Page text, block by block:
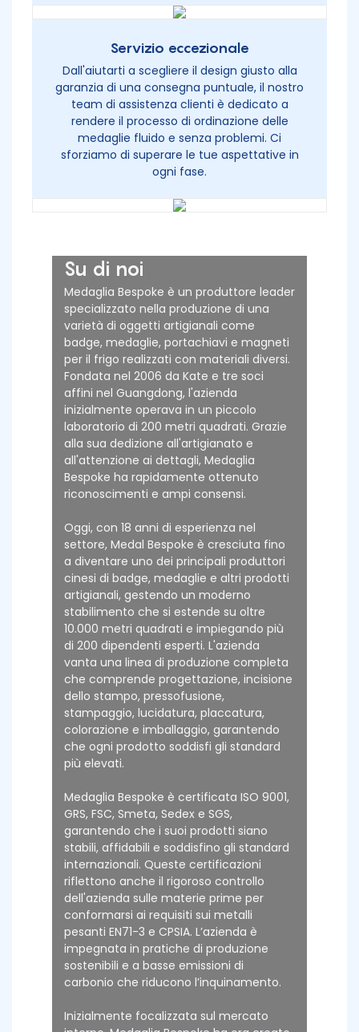
Servizio eccezionale
Dall'aiutarti a scegliere il design giusto alla
garanzia di una consegna puntuale, il nostro
team di assistenza clienti è dedicato a
rendere il processo di ordinazione delle
medaglie fluido e senza problemi. Ci
sforziamo di superare le tue aspettative in
ogni fase.
Su di noi
Medaglia Bespoke è un produttore leader
specializzato nella produzione di una
varietà di oggetti artigianali come
badge, medaglie, portachiavi e magneti
per il frigo realizzati con materiali diversi.
Fondata nel 2006 da Kate e tre soci
affini nel Guangdong, l'azienda
inizialmente operava in un piccolo
laboratorio di 200 metri quadrati. Grazie
alla sua dedizione all'artigianato e
all'attenzione ai dettagli, Medaglia
Bespoke ha rapidamente ottenuto
riconoscimenti e ampi consensi.
Oggi, con 18 anni di esperienza nel
settore, Medal Bespoke è cresciuta fino
a diventare uno dei principali produttori
cinesi di badge, medaglie e altri prodotti
artigianali, gestendo un moderno
stabilimento che si estende su oltre
10.000 metri quadrati e impiegando più
di 200 dipendenti esperti. L'azienda
vanta una linea di produzione completa
che comprende progettazione, incisione
dello stampo, pressofusione,
stampaggio, lucidatura, placcatura,
colorazione e imballaggio, garantendo
che ogni prodotto soddisfi gli standard
più elevati.
Medaglia Bespoke è certificata ISO 9001,
GRS, FSC, Smeta, Sedex e SGS,
garantendo che i suoi prodotti siano
stabili, affidabili e soddisfino gli standard
internazionali. Queste certificazioni
riflettono anche il rigoroso controllo
dell'azienda sulle materie prime per
conformarsi ai requisiti sui metalli
pesanti EN71-3 e CPSIA. L’azienda è
impegnata in pratiche di produzione
sostenibili e a basse emissioni di
carbonio che riducono l’inquinamento.
Inizialmente focalizzata sul mercato